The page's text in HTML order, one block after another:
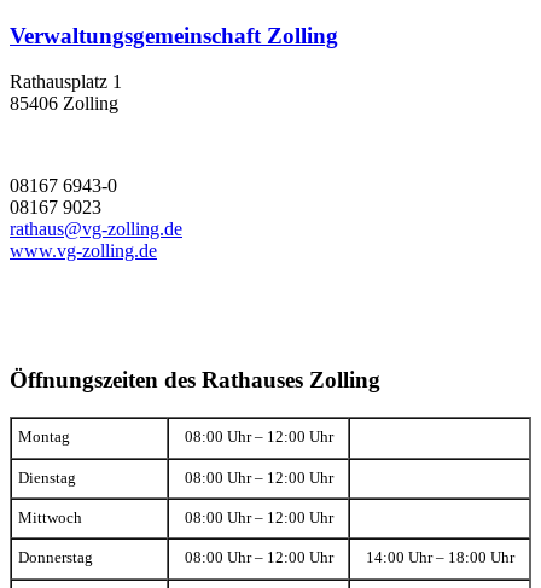
Verwaltungsgemeinschaft Zolling
Rathausplatz 1
85406 Zolling
08167 6943-0
08167 9023
rathaus@vg-zolling.de
www.vg-zolling.de
Öffnungszeiten des Rathauses Zolling
Montag 08:00 Uhr – 12:00 Uhr
Dienstag 08:00 Uhr – 12:00 Uhr
Mittwoch 08:00 Uhr – 12:00 Uhr
Donnerstag 08:00 Uhr – 12:00 Uhr 14:00 Uhr – 18:00 Uhr